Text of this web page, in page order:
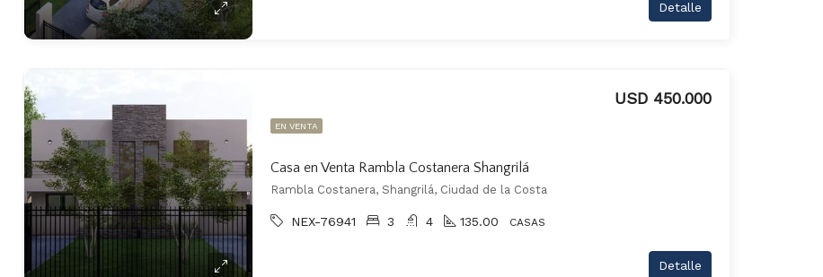
Detalle
EN VENTA
Casa en Venta Rambla Costanera Shangrilá
USD 450.000
Rambla Costanera, Shangrilá, Ciudad de la Costa
NEX-76941 3 4 135.00 CASAS
Detalle